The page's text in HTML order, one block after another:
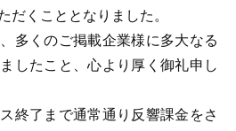
だくこととなりました。
多くのご掲載企業様に多大なる
したこと、心より厚く御礼申し
終了まで通常通り反響課金をさ